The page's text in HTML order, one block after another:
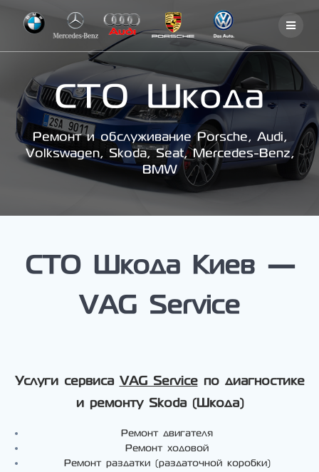
to
content
СТО Шкода
Ремонт и обслуживание Porsche, Audi,
Volkswagen, Skoda, Seat, Mercedes-Benz,
BMW
СТО Шкода Киев —
VAG Service
Услуги сервиса VAG Serviceпо диагностике
и ремонту Skoda (Шкода)
Ремонт двигателя
Ремонт ходовой
Ремонт раздатки (раздаточной коробки)